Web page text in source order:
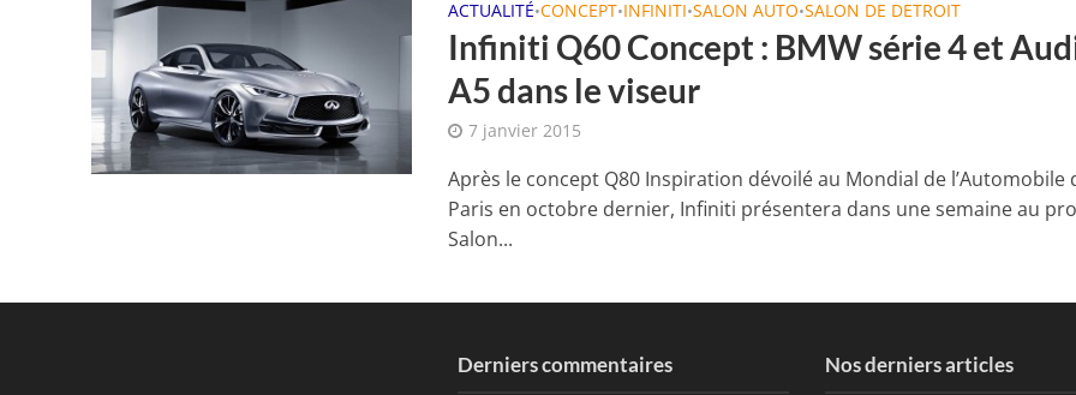
ACTUALITÉ•CONCEPT•INFINITI•SALON AUTO•SALON DE DETROIT
Infiniti Q60 Concept : BMW série 4 et
A5 dans le viseur
7 janvier 2015
Après le concept Q80 Inspiration dévoilé au Mondial de l’Automobile
Paris en octobre dernier, Infiniti présentera dans une semaine au
Salon...
Derniers commentaires Nos derniers articles